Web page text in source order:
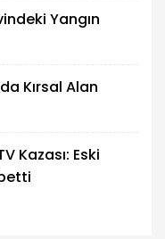
Yangın
Kırsal Alan
Kazası: Eski